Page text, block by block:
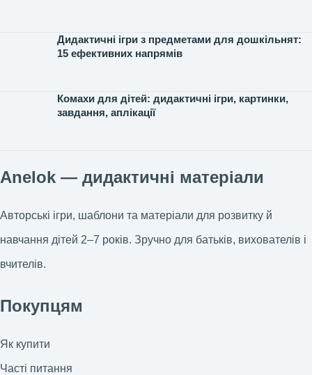
Дидактичні ігри з предметами для дошкільнят:
15 ефективних напрямів
Комахи для дітей: дидактичні ігри, картинки,
завдання, аплікації
Anelok — дидактичні матеріали
Авторські ігри, шаблони та матеріали для розвитку й
навчання дітей 2–7 років. Зручно для батьків, вихователів і
вчителів.
Покупцям
Як купити
Часті питання